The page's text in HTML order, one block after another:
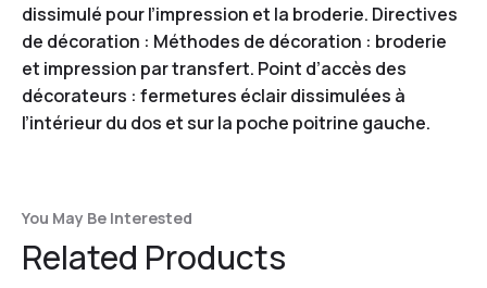
dissimulé pour l’impression et la broderie. Directives
de décoration : Méthodes de décoration : broderie
et impression par transfert. Point d’accès des
décorateurs : fermetures éclair dissimulées à
l’intérieur du dos et sur la poche poitrine gauche.
You May Be Interested
Related Products